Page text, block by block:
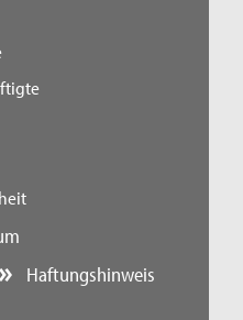
Haftungshinweis